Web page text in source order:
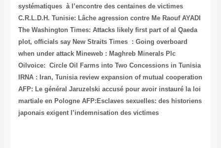
systématiques à l’encontre des centaines de victimes
C.R.L.D.H. Tunisie: Lâche agression contre Me Raouf AYADI
The Washington Times: Attacks likely first part of al Qaeda
plot, officials say New Straits Times : Going overboard
when under attackMineweb : Maghreb Minerals Plc
Oilvoice: Circle Oil Farms into Two Concessions in Tunisia
IRNA : Iran, Tunisia review expansion of mutual cooperation
AFP: Le général Jaruzelski accusé pour avoir instauré la loi
martiale en PologneAFP:Esclaves sexuelles: des historiens
japonais exigent l’indemnisation des victimes